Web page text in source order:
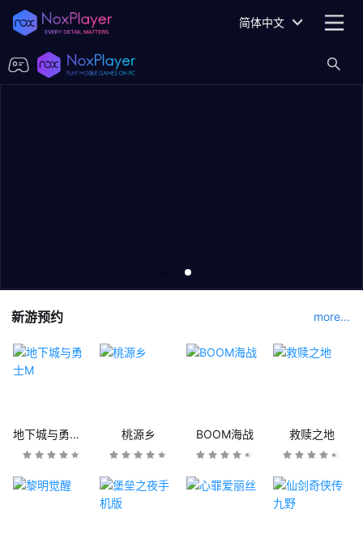
简体中文
新游预约 more...
地下城与勇士M 桃源乡 BOOM海战 救赎之地